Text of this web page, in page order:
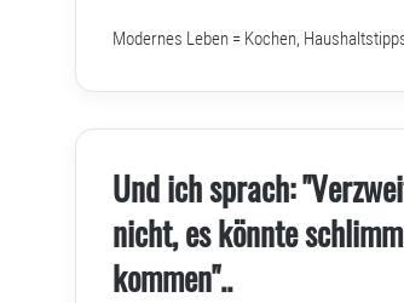
Modernes Leben = Kochen,
Und ich sprach:
nicht, es könnte
kommen"..